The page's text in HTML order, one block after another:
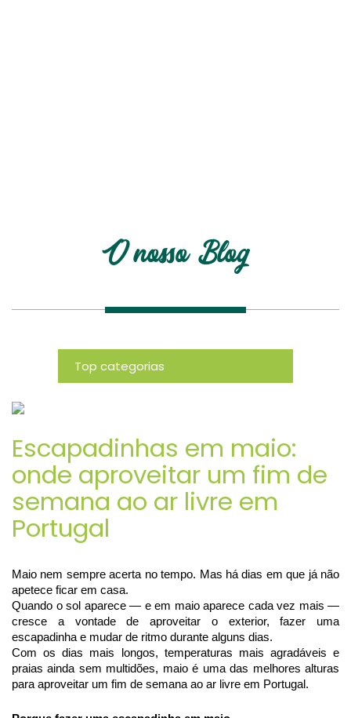
O nosso Blog
Top categorias
Escapadinhas em maio:
onde aproveitar um fim de
semana ao ar livre em
Portugal
Maio nem sempre acerta no tempo. Mas há dias em que já não
apetece ficar em casa.
Quando o sol aparece — e em maio aparece cada vez mais —
cresce a vontade de aproveitar o exterior, fazer uma
escapadinha e mudar de ritmo durante alguns dias.
Com os dias mais longos, temperaturas mais agradáveis e
praias ainda sem multidões, maio é uma das melhores alturas
para aproveitar um fim de semana ao ar livre em Portugal.